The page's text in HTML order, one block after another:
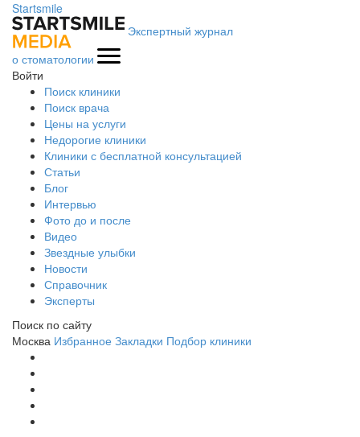
Startsmile
Экспертный журнал
о стоматологии
Войти
Поиск клиники
Поиск врача
Цены на услуги
Недорогие клиники
Клиники с бесплатной консультацией
Статьи
Блог
Интервью
Фото до и после
Видео
Звездные улыбки
Новости
Справочник
Эксперты
Поиск по сайту
Москва Избранное Закладки Подбор клиники